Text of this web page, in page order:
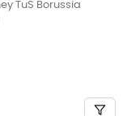
TuS Borussia